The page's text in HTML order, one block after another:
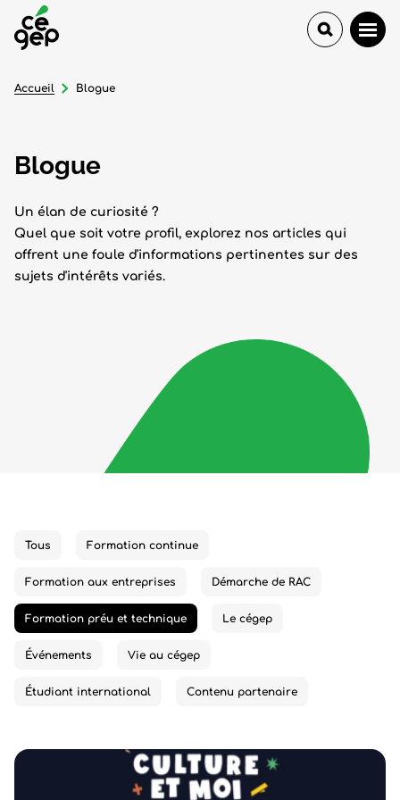
Blogue
Un élan de curiosité ?
Quel que soit votre profil, explorez nos articles qui
offrent une foule d'informations pertinentes sur des
sujets d'intérêts variés.
Accueil Blogue
Tous Formation continue
Formation aux entreprises Démarche de RAC
Formation préu et technique Le cégep
Événements Vie au cégep
Étudiant international Contenu partenaire